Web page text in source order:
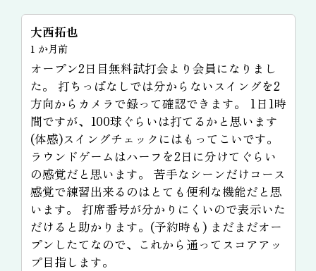
大西拓也
1 か月前
オープン2日目無料試打会より会員になりまし
た。 打ちっぱなしでは分からないスイングを2
方向からカメラで録って確認できます。 1日1時
間ですが、100球ぐらいは打てるかと思います
(体感)スイングチェックにはもってこいです。
ラウンドゲームはハーフを2日に分けてぐらい
の感覚だと思います。 苦手なシーンだけコース
感覚で練習出来るのはとても便利な機能だと思
います。 打席番号が分かりにくいので表示いた
だけると助かります。(予約時も) まだまだオー
プンしたてなので、これから通ってスコアアッ
プ目指します。